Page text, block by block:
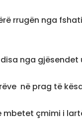
rrugën nga
nga
në prag të
mbetet çmimi i